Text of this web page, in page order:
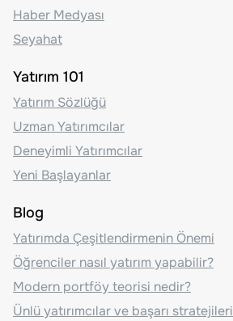
Haber Medyası
Seyahat
Yatırım 101
Yatırım Sözlüğü
Uzman Yatırımcılar
Deneyimli Yatırımcılar
Yeni Başlayanlar
Blog
Yatırımda Çeşitlendirmenin Önemi
Öğrenciler nasıl yatırım yapabilir?
Modern portföy teorisi nedir?
Ünlü yatırımcılar ve başarı stratejileri